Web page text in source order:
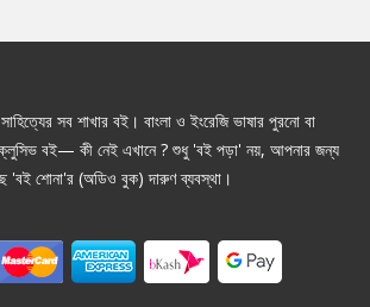
সব শাখার বই। বাংলা ও ইংরেজি ভাষার পুরনো বা
বই— কী নেই এখানে ? শুধু 'বই পড়া' নয়, আপনার জন্য
'বই শোনা'র (অডিও বুক) দারুণ ব্যবস্থা।